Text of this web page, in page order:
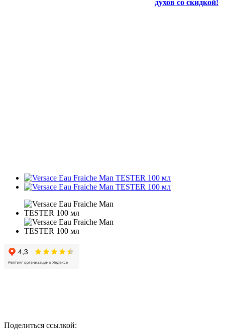
духов со скидкой!
Поделиться ссылкой: